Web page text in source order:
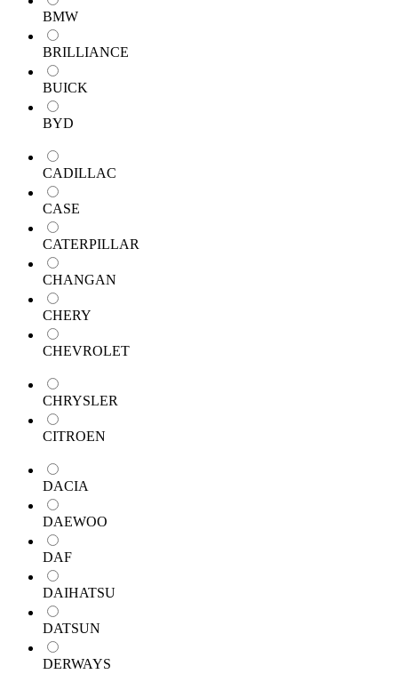
BMW
BRILLIANCE
BUICK
BYD
CADILLAC
CASE
CATERPILLAR
CHANGAN
CHERY
CHEVROLET
CHRYSLER
CITROEN
DACIA
DAEWOO
DAF
DAIHATSU
DATSUN
DERWAYS